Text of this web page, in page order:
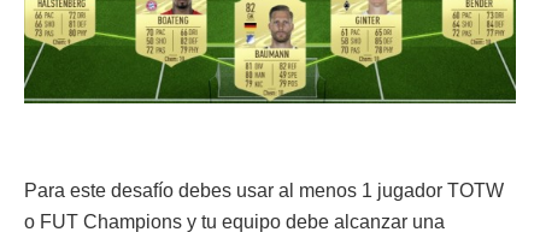
Para este desafío debes usar al menos 1 jugador TOTW
o FUT Champions y tu equipo debe alcanzar una